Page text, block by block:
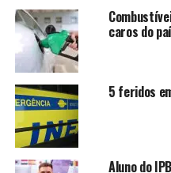
caros do
5 feridos
Aluno do